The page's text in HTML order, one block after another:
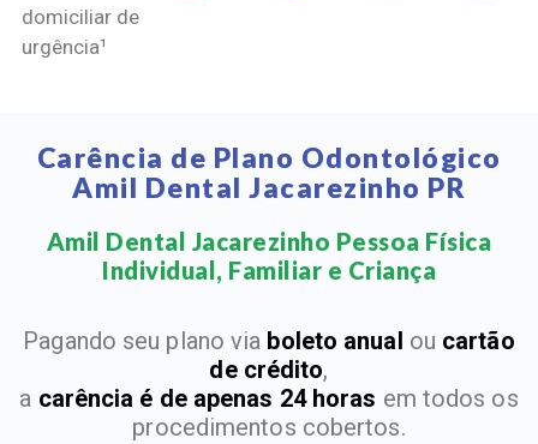
domiciliar de
urgência¹
Carência de Plano Odontológico
Amil Dental Jacarezinho PR
Amil Dental Jacarezinho Pessoa Física
Individual, Familiar e Criança​
Pagando seu plano via boleto anual ou cartão
de crédito,
a carência é de apenas 24 horas em todos os
procedimentos cobertos.